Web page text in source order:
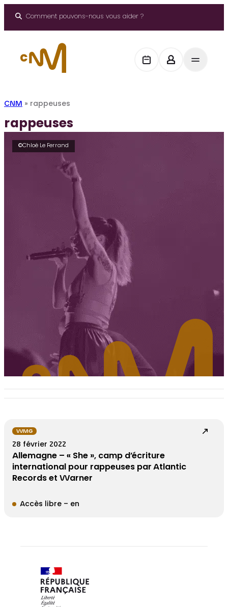
Comment pouvons-nous vous aider ?
CNM » rappeuses
rappeuses
©Chloé Le Ferrand
WMG
28 février 2022
Allemagne – « She », camp d’écriture
international pour rappeuses par Atlantic
Records et Warner
Accès libre – en